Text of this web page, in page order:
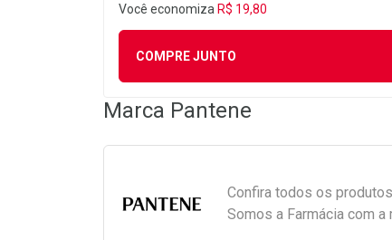
Você economiza R$ 19,80
COMPRE JUNTO
Marca Pantene
Confira todos os
Somos a Farmácia com